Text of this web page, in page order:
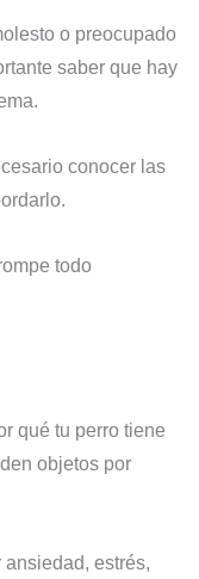
o preocupado
saber que hay
conocer las
todo
qué tu perro tiene
objetos por
estrés,